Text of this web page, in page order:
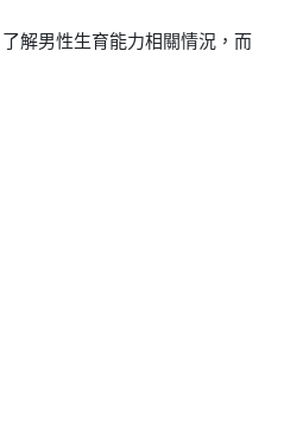
解男性生育能力相關情況，而